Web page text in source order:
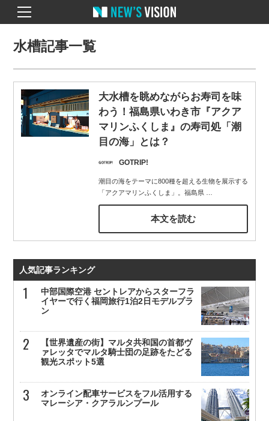
水槽記事一覧
大水槽を眺めながらお寿司を味
わう！福島県いわき市『アクア
マリンふくしま』の寿司処「潮
目の海」とは？
GOTRIP!
潮目の海をテーマに800種を超える生物を展示する
「アクアマリンふくしま」。福島県…
本文を読む
人気記事ランキング
中部国際空港 セントレアからスターフラ
イヤーで行く福岡旅行1泊2日モデルプラ
ン
【世界遺産の街】マルタ共和国の首都ヴ
ァレッタでマルタ騎士団の足跡をたどる
観光スポット5選
オンライン配車サービスをフル活用する
マレーシア・クアラルンプール